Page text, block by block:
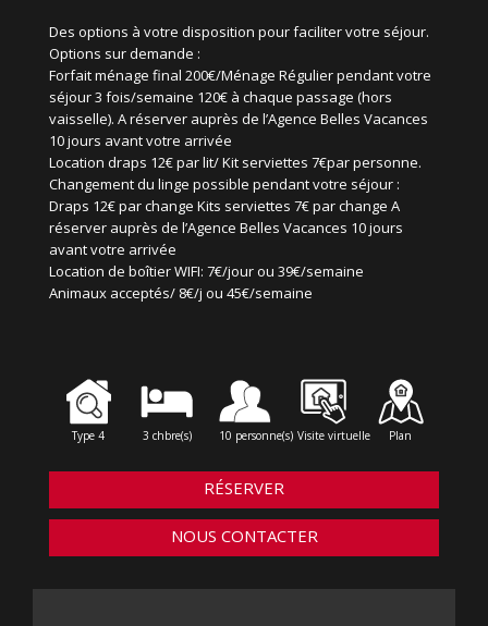
Des options à votre disposition pour faciliter votre séjour.
Options sur demande :
Forfait ménage final 200€/Ménage Régulier pendant votre
séjour 3 fois/semaine 120€ à chaque passage (hors
vaisselle). A réserver auprès de l’Agence Belles Vacances
10 jours avant votre arrivée
Location draps 12€ par lit/ Kit serviettes 7€par personne.
Changement du linge possible pendant votre séjour :
Draps 12€ par change Kits serviettes 7€ par change A
réserver auprès de l’Agence Belles Vacances 10 jours
avant votre arrivée
Location de boîtier WIFI: 7€/jour ou 39€/semaine
Animaux acceptés/ 8€/j ou 45€/semaine
Type 4 3 chbre(s) 10 personne(s) Visite virtuelle Plan
RÉSERVER
NOUS CONTACTER